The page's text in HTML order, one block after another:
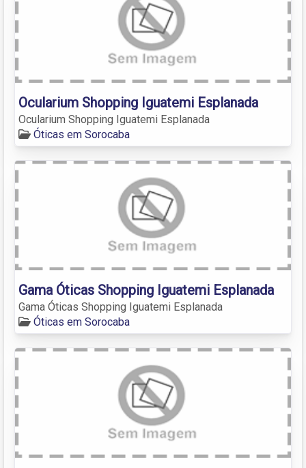
Ocularium Shopping Iguatemi Esplanada
Ocularium Shopping Iguatemi Esplanada
Óticas em Sorocaba
Gama Óticas Shopping Iguatemi Esplanada
Gama Óticas Shopping Iguatemi Esplanada
Óticas em Sorocaba